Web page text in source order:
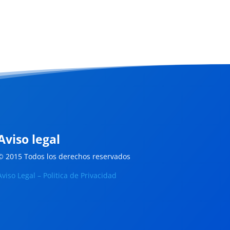
legal
2015 Todos los derechos reservados
Legal – Politica de Privacidad